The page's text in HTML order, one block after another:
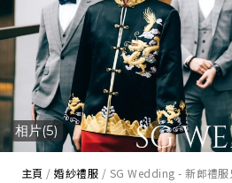
相片(5)
主頁 /婚紗禮服 / SG Wedding - 新郎禮